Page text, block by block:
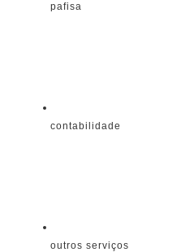
pafisa
contabilidade
outros serviços